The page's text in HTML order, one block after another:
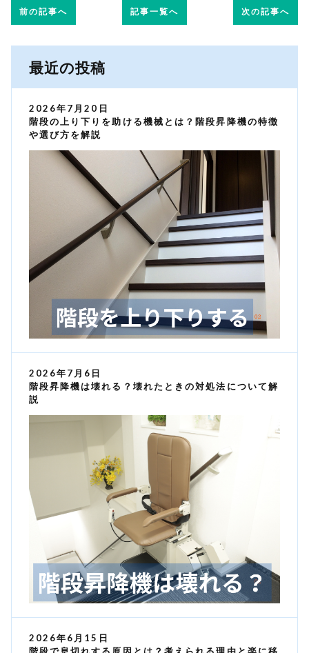
前の記事へ 記事一覧へ 次の記事へ
最近の投稿
2026年7月20日
階段の上り下りを助ける機械とは？階段昇降機の特徴
や選び方を解説
2026年7月6日
階段昇降機は壊れる？壊れたときの対処法について解
説
2026年6月15日